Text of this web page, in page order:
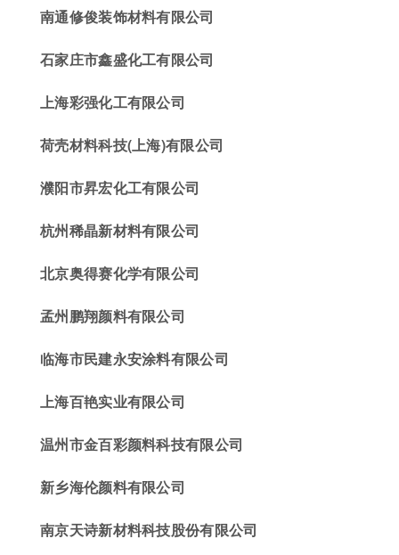
南通修俊装饰材料有限公司
石家庄市鑫盛化工有限公司
上海彩强化工有限公司
荷壳材料科技(上海)有限公司
濮阳市昇宏化工有限公司
杭州稀晶新材料有限公司
北京奥得赛化学有限公司
孟州鹏翔颜料有限公司
临海市民建永安涂料有限公司
上海百艳实业有限公司
温州市金百彩颜料科技有限公司
新乡海伦颜料有限公司
南京天诗新材料科技股份有限公司